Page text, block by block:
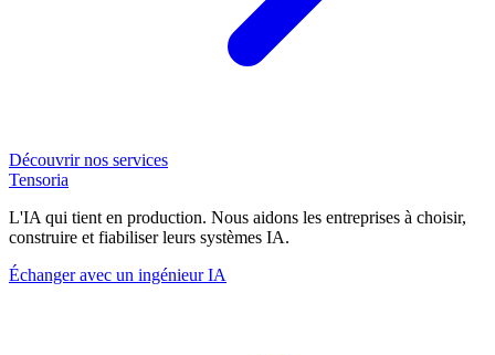
Découvrir nos services
Tensoria
L'IA qui tient en production. Nous aidons les entreprises à choisir,
construire et fiabiliser leurs systèmes IA.
Échanger avec un ingénieur IA